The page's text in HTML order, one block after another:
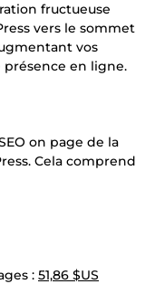
fructueuse
vers le sommet
vos
en ligne.
on page de la
Cela comprend
: 51,86 $US